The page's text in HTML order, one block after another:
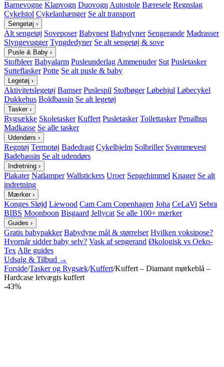
Barnevogne Klapvogn Duovogn Autostole Bæresele Regnslag
Cykelstol Cykelanhænger Se alt transport
Sengetøj ›
Alt sengetøj Soveposer Babynest Babydyner Sengerande Madrasser
Slyngevugger Tyngdedyner Se alt sengetøj & sove
Pusle & Baby ›
Stofbleer Babyalarm Pusleunderlag Ammepuder Sut Pusletasker
Sutteflasker Potte Se alt pusle & baby
Legetøj ›
Aktivitetslegetøj Bamser Puslespil Stofbøger Løbehjul Løbecykel
Dukkehus Boldbassin Se alt legetøj
Tasker ›
Rygsække Skoletasker Kuffert Pusletasker Toilettasker Penalhus
Madkasse Se alle tasker
Udendørs ›
Regntøj Termotøj Badedragt Cykelhjelm Solbriller Svømmevest
Badebassin Se alt udendørs
Indretning ›
Plakater Natlamper Wallstickers Uroer Sengehimmel Knager Se alt
indretning
Mærker ›
Konges Sløjd Liewood Cam Cam Copenhagen Joha CeLaVi Sebra
BIBS Moonboon Bisgaard Jellycat Se alle 100+ mærker
Guides ›
Gratis babypakker Babydyne mål & størrelser Hvilken voksipose?
Hvornår sidder baby selv? Vask af sengerand Økologisk vs Oeko-
Tex Alle guides
Udsalg & Tilbud →
Forside/Tasker og Rygsæk/Kuffert/Kuffert – Diamant mørkeblå –
Hardcase letvægts kuffert
-43%